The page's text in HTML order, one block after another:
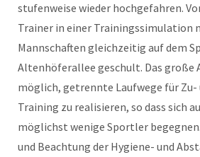
stufenweise wieder hochgefahren.
Trainer in einer Trainingssimulation
Mannschaften gleichzeitig auf dem
Altenhöferallee geschult. Das große
möglich, getrennte Laufwege für Zu-
Training zu realisieren, so dass sich
möglichst wenige Sportler
und Beachtung der Hygiene- und